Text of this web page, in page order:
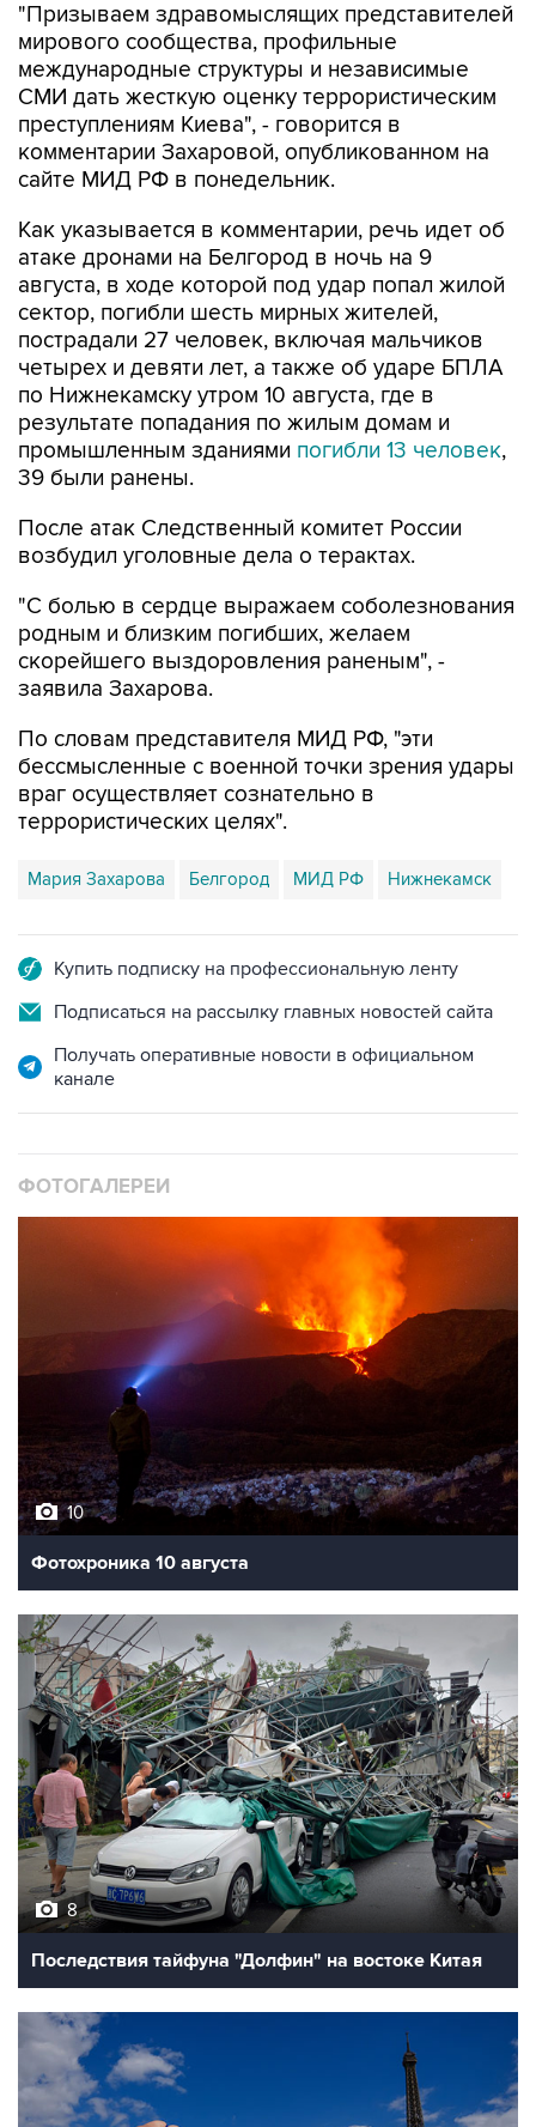
"Призываем здравомыслящих представителей
мирового сообщества, профильные
международные структуры и независимые
СМИ дать жесткую оценку террористическим
преступлениям Киева", - говорится в
комментарии Захаровой, опубликованном на
сайте МИД РФ в понедельник.
Как указывается в комментарии, речь идет об
атаке дронами на Белгород в ночь на 9
августа, в ходе которой под удар попал жилой
сектор, погибли шесть мирных жителей,
пострадали 27 человек, включая мальчиков
четырех и девяти лет, а также об ударе БПЛА
по Нижнекамску утром 10 августа, где в
результате попадания по жилым домам и
промышленным зданиями погибли 13 человек,
39 были ранены.
После атак Следственный комитет России
возбудил уголовные дела о терактах.
"С болью в сердце выражаем соболезнования
родным и близким погибших, желаем
скорейшего выздоровления раненым", -
заявила Захарова.
По словам представителя МИД РФ, "эти
бессмысленные с военной точки зрения удары
враг осуществляет сознательно в
террористических целях".
Мария Захарова Белгород МИД РФ Нижнекамск
Купить подписку на профессиональную ленту
Подписаться на рассылку главных новостей сайта
Получать оперативные новости в официальном
канале
ФОТОГАЛЕРЕИ
10
Фотохроника 10 августа
8
Последствия тайфуна "Долфин" на востоке Китая